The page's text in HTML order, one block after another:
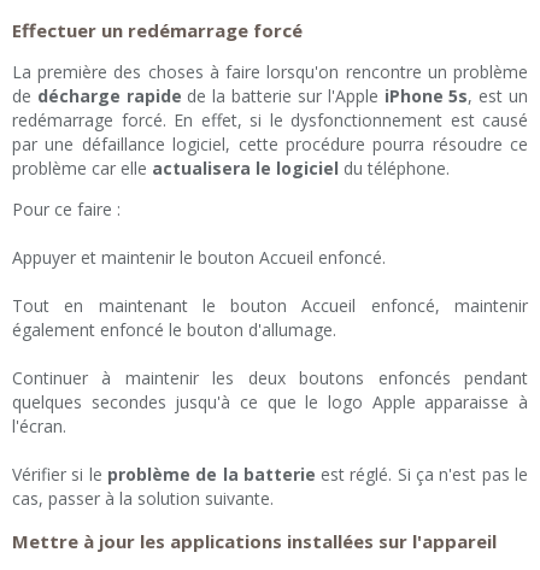
Effectuer un redémarrage forcé
La première des choses à faire lorsqu'on rencontre un problème
de décharge rapide de la batterie sur l'Apple iPhone 5s, est un
redémarrage forcé. En effet, si le dysfonctionnement est causé
par une défaillance logiciel, cette procédure pourra résoudre ce
problème car elle actualisera le logiciel du téléphone.
Pour ce faire :
Appuyer et maintenir le bouton Accueil enfoncé.
Tout en maintenant le bouton Accueil enfoncé, maintenir
également enfoncé le bouton d'allumage.
Continuer à maintenir les deux boutons enfoncés pendant
quelques secondes jusqu'à ce que le logo Apple apparaisse à
l'écran.
Vérifier si le problème de la batterie est réglé. Si ça n'est pas le
cas, passer à la solution suivante.
Mettre à jour les applications installées sur l'appareil